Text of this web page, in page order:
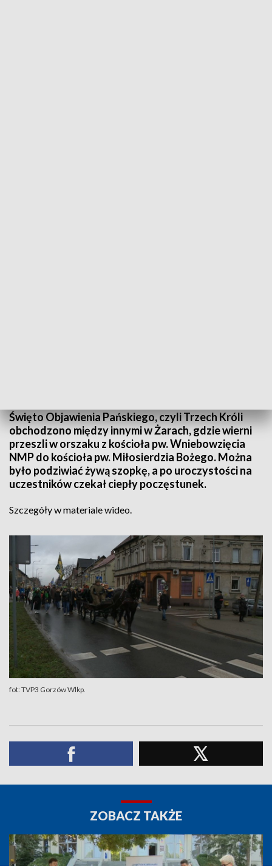
Święto Objawienia Pańskiego, czyli Trzech Króli
obchodzono między innymi w Żarach, gdzie wierni
przeszli w orszaku z kościoła pw. Wniebowzięcia
NMP do kościoła pw. Miłosierdzia Bożego. Można
było podziwiać żywą szopkę, a po uroczystości na
uczestników czekał ciepły poczęstunek.
Szczegóły w materiale wideo.
fot: TVP3 Gorzów Wlkp.
ZOBACZ TAKŻE